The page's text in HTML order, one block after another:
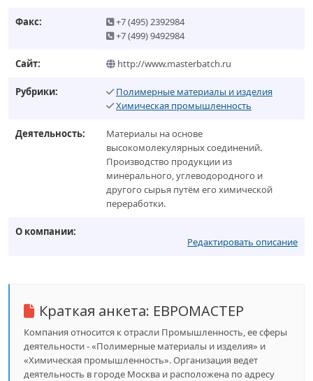
Факс:
+7 (495) 2392984
+7 (499) 9492984
Сайт: http://www.masterbatch.ru
Рубрики:
Полимерные материалы и изделия
Химическая промышленность
Деятельность:
Материалы на основе
высокомолекулярных соединений.
Производство продукции из
минерального, углеводородного и
другого сырья путём его химической
переработки.
О компании:
Редактировать описание
Краткая анкета: ЕВРОМАСТЕР
Компания относится к отрасли Промышленность, ее сферы
деятельности - «Полимерные материалы и изделия» и
«Химическая промышленность». Организация ведет
деятельность в городе Москва и расположена по адресу